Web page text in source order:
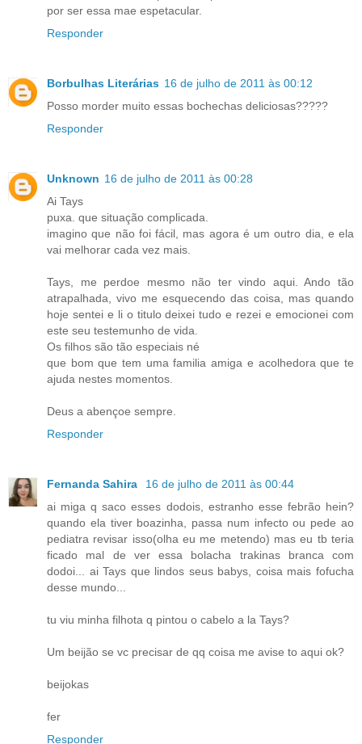
por ser essa mae espetacular.
Responder
Borbulhas Literárias 16 de julho de 2011 às 00:12
Posso morder muito essas bochechas deliciosas?????
Responder
Unknown 16 de julho de 2011 às 00:28
Ai Tays
puxa. que situação complicada.
imagino que não foi fácil, mas agora é um outro dia, e ela
vai melhorar cada vez mais.
Tays, me perdoe mesmo não ter vindo aqui. Ando tão
atrapalhada, vivo me esquecendo das coisa, mas quando
hoje sentei e li o titulo deixei tudo e rezei e emocionei com
este seu testemunho de vida.
Os filhos são tão especiais né
que bom que tem uma familia amiga e acolhedora que te
ajuda nestes momentos.
Deus a abençoe sempre.
Responder
Fernanda Sahira
16 de julho de 2011 às 00:44
ai miga q saco esses dodois, estranho esse febrão hein?
quando ela tiver boazinha, passa num infecto ou pede ao
pediatra revisar isso(olha eu me metendo) mas eu tb teria
ficado mal de ver essa bolacha trakinas branca com
dodoi... ai Tays que lindos seus babys, coisa mais fofucha
desse mundo...
tu viu minha filhota q pintou o cabelo a la Tays?
Um beijão se vc precisar de qq coisa me avise to aqui ok?
beijokas
fer
Responder